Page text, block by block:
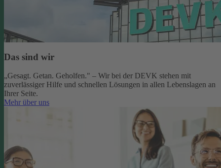
Das sind wir
„Gesagt. Getan. Geholfen." – Wir bei der DEVK stehen mit
zuverlässiger Hilfe und schnellen Lösungen in allen Lebenslagen an
Ihrer Seite.
Mehr über uns